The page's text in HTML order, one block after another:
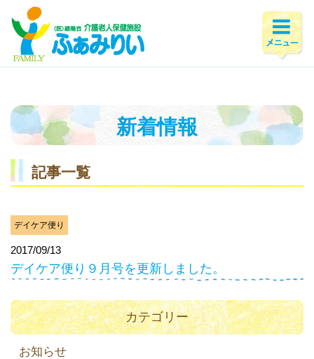
新着情報
記事一覧
デイケア便り
2017/09/13
デイケア便り９月号を更新しました。
カテゴリー
お知らせ